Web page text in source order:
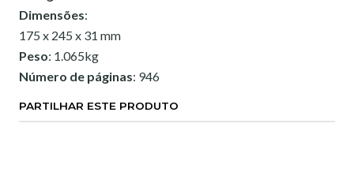
Dimensões:
175 x 245 x 31 mm
Peso: 1.065kg
Número de páginas: 946
PARTILHAR ESTE PRODUTO